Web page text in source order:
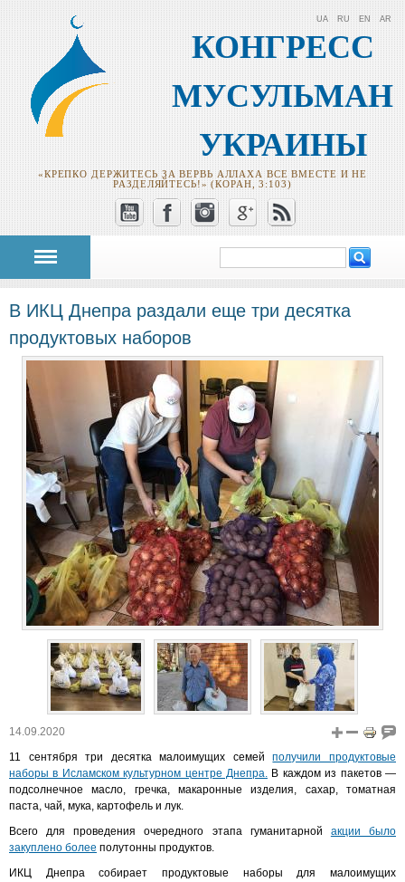
КОНГРЕСС
МУСУЛЬМАН
УКРАИНЫ
«КРЕПКО ДЕРЖИТЕСЬ ЗА ВЕРВЬ АЛЛАХА ВСЕ ВМЕСТЕ И НЕ
РАЗДЕЛЯЙТЕСЬ!» (КОРАН, 3:103)
UA RU EN AR
Форма поиска
В ИКЦ Днепра раздали еще три десятка
продуктовых наборов
14.09.2020
11 сентября три десятка малоимущих семейполучили продуктовые
наборы в Исламском культурном центре Днепра. В каждом из пакетов —
подсолнечное масло, гречка, макаронные изделия, сахар, томатная
паста, чай, мука, картофель и лук.
Всего для проведения очередного этапа гуманитарной акции было
закуплено более полутонны продуктов.
ИКЦ Днепра собирает продуктовые наборы для малоимущих